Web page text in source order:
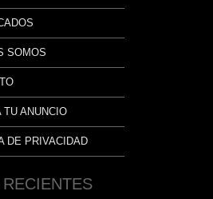
SOMOS
TU ANUNCIO
DE PRIVACIDAD